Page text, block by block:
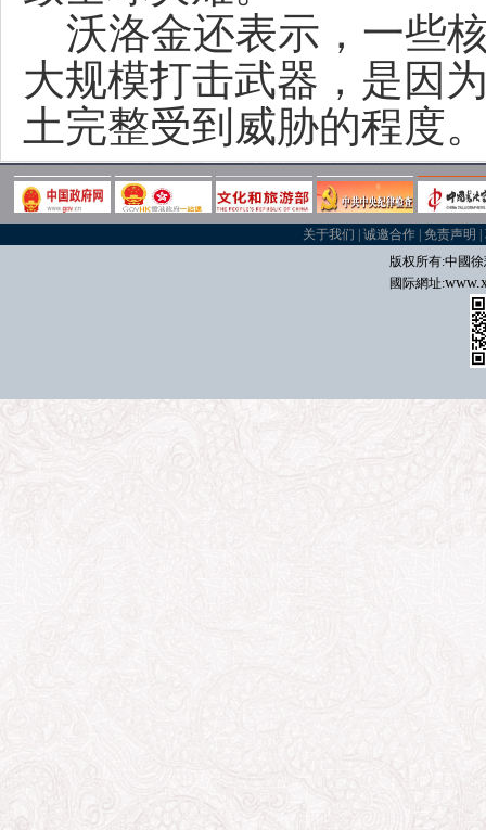
沃洛金还表示，一些
大规模打击武器，是因
土完整受到威胁的程度
关于我们 |诚邀合作 |免责声明 |
版权所有:中國
國际網址: